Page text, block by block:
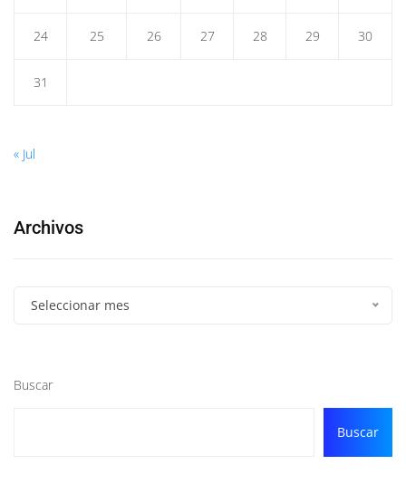
24 25 26 27 28 29 30
31
« Jul
Archivos
Seleccionar mes
Buscar
Buscar